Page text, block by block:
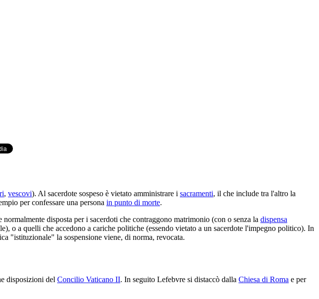
, vescovi). Al sacerdote sospeso è vietato amministrare i sacramenti, il che include tra l'altro la
per confessare una persona in punto di morte.
disposta per i sacerdoti che contraggono matrimonio (con o senza la dispensa
o a quelli che accedono a cariche politiche (essendo vietato a un sacerdote l'impegno politico). In
"istituzionale" la sospensione viene, di norma, revocata.
disposizioni del Concilio Vaticano II. In seguito Lefebvre si distaccò dalla Chiesa di Roma e per